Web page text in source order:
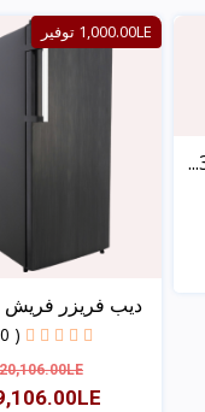
عرض
1,000.00LE توفير
ديب فريزر فريش 5 درج
( 0 )
20,106.00LE